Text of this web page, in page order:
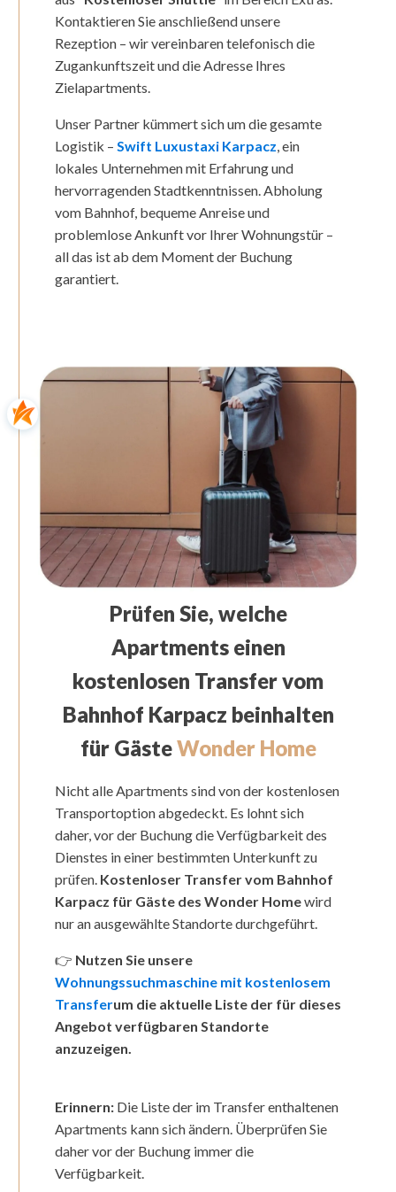
Kontaktieren Sie anschließend unsere
Rezeption – wir vereinbaren telefonisch die
Zugankunftszeit und die Adresse Ihres
Zielapartments.
Unser Partner kümmert sich um die gesamte
Logistik – Swift Luxustaxi Karpacz, ein
lokales Unternehmen mit Erfahrung und
hervorragenden Stadtkenntnissen. Abholung
vom Bahnhof, bequeme Anreise und
problemlose Ankunft vor Ihrer Wohnungstür –
all das ist ab dem Moment der Buchung
garantiert.
Prüfen Sie, welche
Apartments einen
kostenlosen Transfer vom
Bahnhof Karpacz beinhalten
für GästeWonder Home
Nicht alle Apartments sind von der kostenlosen
Transportoption abgedeckt. Es lohnt sich
daher, vor der Buchung die Verfügbarkeit des
Dienstes in einer bestimmten Unterkunft zu
prüfen. Kostenloser Transfer vom Bahnhof
Karpacz für Gäste des Wonder Homewird
nur an ausgewählte Standorte durchgeführt.
👉 Nutzen Sie unsere
Wohnungssuchmaschine mit kostenlosem
Transferum die aktuelle Liste der für dieses
Angebot verfügbaren Standorte
anzuzeigen.
Erinnern:Die Liste der im Transfer enthaltenen
Apartments kann sich ändern. Überprüfen Sie
daher vor der Buchung immer die
Verfügbarkeit.